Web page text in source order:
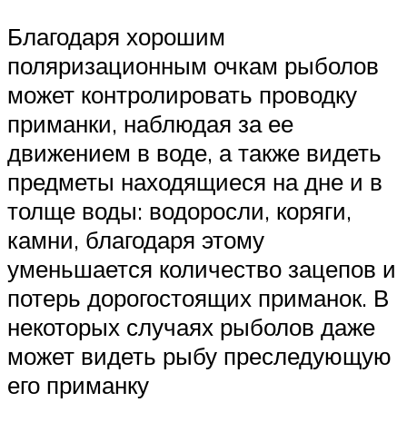
Благодаря хорошим
поляризационным очкам рыболов
может контролировать проводку
приманки, наблюдая за ее
движением в воде, а также видеть
предметы находящиеся на дне и в
толще воды: водоросли, коряги,
камни, благодаря этому
уменьшается количество зацепов и
потерь дорогостоящих приманок. В
некоторых случаях рыболов даже
может видеть рыбу преследующую
его приманку